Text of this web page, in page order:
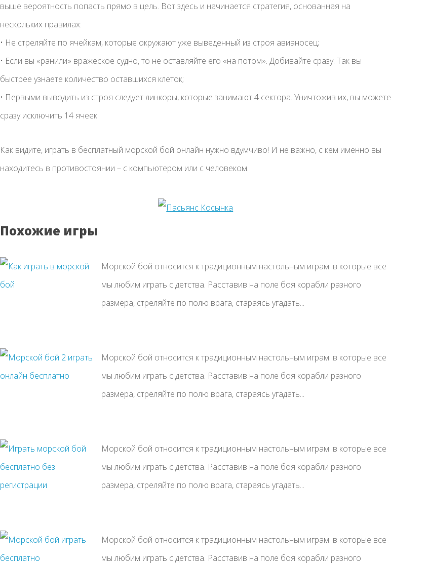
выше вероятность попасть прямо в цель. Вот здесь и начинается стратегия, основанная на
нескольких правилах:
• Не стреляйте по ячейкам, которые окружают уже выведенный из строя авианосец;
• Если вы «ранили» вражеское судно, то не оставляйте его «на потом». Добивайте сразу. Так вы
быстрее узнаете количество оставшихся клеток;
• Первыми выводить из строя следует линкоры, которые занимают 4 сектора. Уничтожив их, вы можете
сразу исключить 14 ячеек.
Как видите, играть в бесплатный морской бой онлайн нужно вдумчиво! И не важно, с кем именно вы
находитесь в противостоянии – с компьютером или с человеком.
Похожие игры
Морской бой относится к традиционным настольным играм. в которые все
мы любим играть с детства. Расставив на поле боя корабли разного
размера, стреляйте по полю врага, стараясь угадать...
Морской бой относится к традиционным настольным играм. в которые все
мы любим играть с детства. Расставив на поле боя корабли разного
размера, стреляйте по полю врага, стараясь угадать...
Морской бой относится к традиционным настольным играм. в которые все
мы любим играть с детства. Расставив на поле боя корабли разного
размера, стреляйте по полю врага, стараясь угадать...
Морской бой относится к традиционным настольным играм. в которые все
мы любим играть с детства. Расставив на поле боя корабли разного